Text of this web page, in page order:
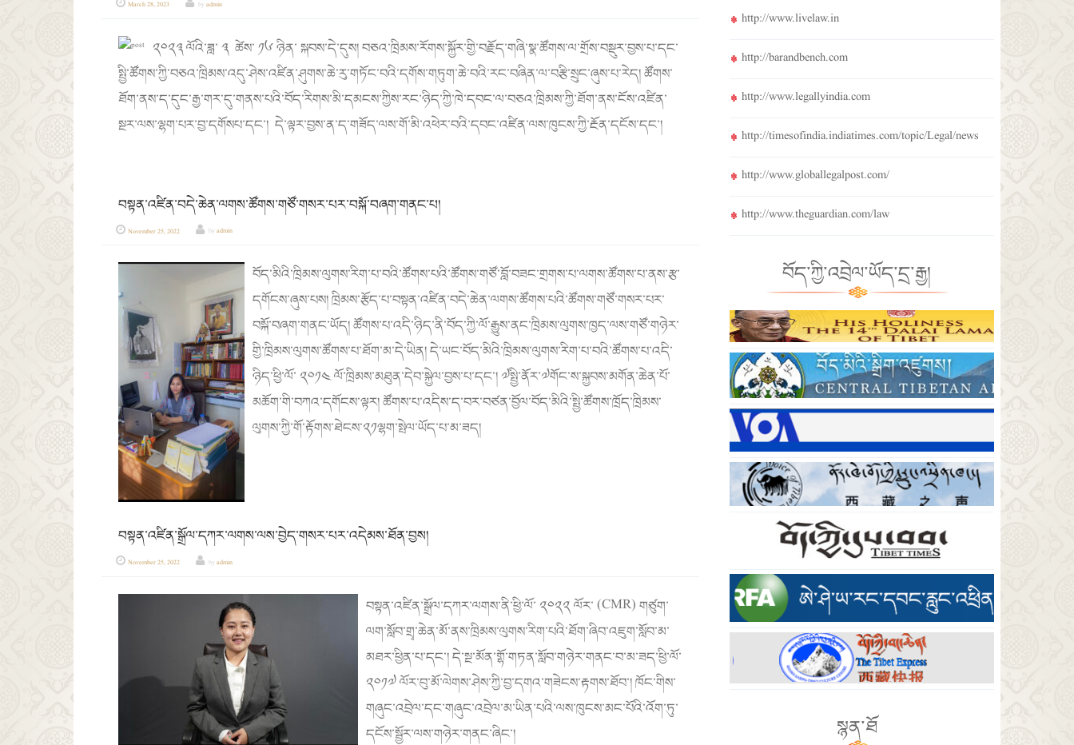
March 28, 2023 by admin
༢༠༢༣ ལོའི་ཟླ་ ༣ ཚེས་ ༡༦ ཉིན་ སྐབས་དེ་དུས། བཅའ་ཁྲིམས་རོགས་སྐྱོར་གྱི་བརྗོད་གཞི་སྣ་ཚོགས་ལ་གྲོས་བསྡུར་བྱས་པ་དང་
སྤྱི་ཚོགས་ཀྱི་བཅའ་ཁྲིམས་འདུ་ཤེས་འཛིན་ཤུགས་ཆེ་རུ་གཏོང་བའི་དགོས་གཏུག་ཆེ་བའི་རང་བཞིན་ལ་བརྩི་སྲུང་ཞུས་པ་རེད། ཚོགས་
ཐོག་ནས་ད་དུང་རྒྱ་གར་དུ་གནས་པའི་བོད་རིགས་མི་དམངས་ཀྱིས་རང་ཉིད་ཀྱི་ཁེ་དབང་ལ་བཅའ་ཁྲིམས་ཀྱི་ཐོག་ནས་ངོས་འཛིན་
སྔར་ལས་ལྷག་པར་བྱ་དགོསཔ་དང་། དེ་ལྟར་བྱས་ན་ད་གཟོད་ལས་གོ་མི་འཕེར་བའི་དབང་འཛིན་ལས་ཁུངས་ཀྱི་རྔོན་དངོས་དང་།
བསྟན་འཛིན་བདེ་ཆེན་ལགས་ཚོགས་གཙོ་གསར་པར་བསྐོ་བཞག་གནང་པ།
November 25, 2022 by admin
བོད་མིའི་ཁྲིམས་ལུགས་རིག་པ་བའི་ཚོགས་པའི་ཚོགས་གཙོ་བློ་བཟང་གྲགས་པ་ལགས་ཚོགས་པ་ནས་རྩ་
དགོངས་ཞུས་པས། ཁྲིམས་རྩོད་པ་བསྟན་འཛིན་བདེ་ཆེན་ལགས་ཚོགས་པའི་ཚོགས་གཙོ་གསར་པར་
བསྐོ་བཞག་གནང་ཡོད། ཚོགས་པ་འདི་ཉིད་ནི་བོད་ཀྱི་ལོ་རྒྱུས་ནང་ཁྲིམས་ལུགས་ཁྱད་ལས་གཙོ་གཉེར་
གྱི་ཁྲིམས་ལུགས་ཚོགས་པ་ཐོག་མ་དེ་ཡིན། དེ་ཡང་བོད་མིའི་ཁྲིམས་ལུགས་རིག་པ་བའི་ཚོགས་པ་འདི་
ཉིད་ཕྱི་ལོ་ ༢༠༡༤ ལོ་ཁྲིམས་མཐུན་དེབ་སྐྱེལ་བྱས་པ་དང་། ༧སྤྱི་ནོར་༧གོང་ས་སྐྱབས་མགོན་ཆེན་པོ་
མཆོག་གི་བཀའ་དགོངས་ལྟར། ཚོགས་པ་འདིས་ད་བར་བཙན་བྱོལ་བོད་མིའི་སྤྱི་ཚོགས་ཁྲོད་ཁྲིམས་
ལུགས་ཀྱི་གོ་རྟོགས་ཐེངས་༢༡ལྷག་སྤེལ་ཡོད་པ་མ་ཟད།
བསྟན་འཛིན་སྒྲོལ་དཀར་ལགས་ལས་བྱེད་གསར་པར་འདེམས་ཐོན་བྱས།
November 25, 2022 by admin
བསྟན་འཛིན་སྒྲོལ་དཀར་ལགས་ནི་ཕྱི་ལོ་ ༢༠༢༢ ལོར་ (CMR) གཙུག་
ལག་སློབ་གྲྭ་ཆེན་མོ་ནས་ཁྲིམས་ལུགས་རིག་པའི་ཐོག་ཞིབ་འཇུག་སློབ་མ་
མཐར་ཕྱིན་པ་དང་། དེ་སྔ་མོན་གྷོ་གཏན་སློབ་གཉེར་གནང་བ་མ་ཟད་ཕྱི་ལོ་
༢༠༡༧ ལོར་བུ་མོ་ལེགས་ཤེས་ཀྱི་བྱ་དགའ་གཟེངས་རྟགས་ཐོབ་། ཁོང་གིས་
གཞུང་འབྲེལ་དང་གཞུང་འབྲེལ་མ་ཡིན་པའི་ལས་ཁུངས་མང་པོའི་འོག་ཏུ་
དངོས་སྦྱོར་ལས་གཉེར་གནང་ཞིང་།
http://www.livelaw.in
http://barandbench.com
http://www.legallyindia.com
http://timesofindia.indiatimes.com/topic/Legal/news
http://www.globallegalpost.com/
http://www.theguardian.com/law
བོད་ཀྱི་འབྲེལ་ཡོད་དྲ་རྒྱ།
སྙན་ཐོ